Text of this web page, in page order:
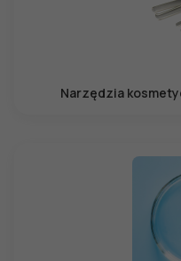
Narzędzia